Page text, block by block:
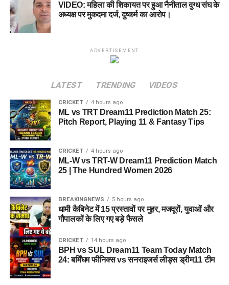
VIDEO: महिला की शिकायत पर हुआ नैनीताल दुग्ध संघ के
अध्यक्ष पर मुकदमा दर्ज, दुष्कर्म का आरोप।
ADVERTISEMENT
LATEST TRENDING VIDEOS
CRICKET 4 hours ago
ML vs TRT Dream11 Prediction Match 25:
Pitch Report, Playing 11 & Fantasy Tips
CRICKET 4 hours ago
ML-W vs TRT-W Dream11 Prediction Match
25 | The Hundred Women 2026
BREAKINGNEWS 5 hours ago
धामी कैबिनेट में 15 प्रस्तावों पर मुहर, मजदूरों, युवाओं और
गौपालकों के लिए गए बड़े फैसले
CRICKET 14 hours ago
BPH vs SUL Dream11 Team Today Match
24: बर्मिंघम फीनिक्स vs सनराइजर्स लीड्स ड्रीम11 टीम